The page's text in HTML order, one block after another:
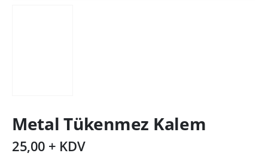
Metal Tükenmez Kalem
25,00 + KDV